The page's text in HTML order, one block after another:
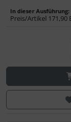
In dieser Ausführung:
Preis/Artikel 171,90
3D Reliefkarten